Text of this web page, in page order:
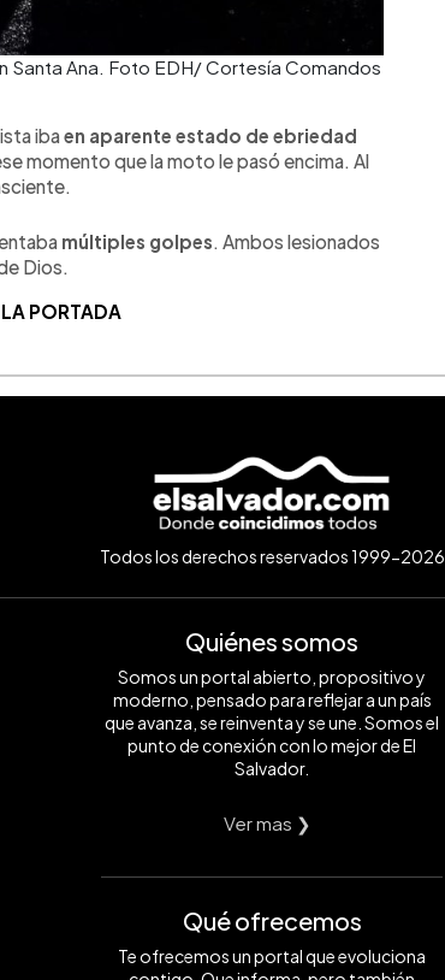
Ana. Foto EDH/ Cortesía Comandos
ibaen aparente estado de ebriedad
momento que la moto le pasó encima. Al
múltiples golpes . Ambos lesionados
Dios.
LA PORTADA
Todos los derechos reservados 1999-2026
Quiénes somos
Somos un portal abierto, propositivo y
moderno, pensado para reflejar a un país
que avanza, se reinventa y se une. Somos el
punto de conexión con lo mejor de El
Salvador.
Ver mas ❯
Qué ofrecemos
Te ofrecemos un portal que evoluciona